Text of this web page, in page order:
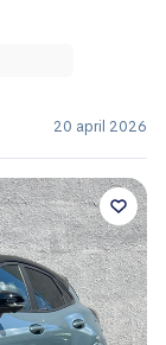
20 april 2026